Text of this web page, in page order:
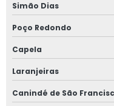
Simão Dias
Poço Redondo
Capela
Laranjeiras
Canindé de São